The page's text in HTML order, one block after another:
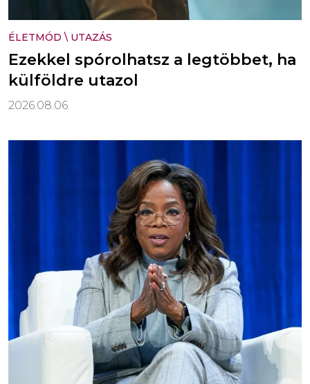
ÉLETMÓD \ UTAZÁS
Ezekkel spórolhatsz a legtöbbet, ha
külföldre utazol
2026.08.06.